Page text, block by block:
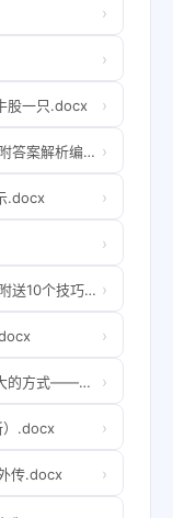
›
›
股一只.docx ›
小学一年级语文必考基本句式训练 附答案解析编码012.docx ›
.docx ›
›
谷歌自定义搜索让你丢掉一切神器,另附送10个技巧_24365.docx ›
›
【妈妈课堂】第156期 幻想是孩子长大的方式——陪孩子一起读深见春夫想得美、睡得香系列图画书.docx ›
）.docx ›
传.docx ›